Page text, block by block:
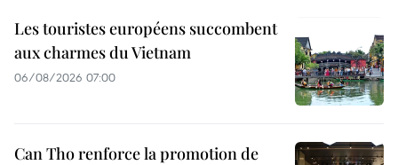
Les touristes européens succombent
aux charmes du Vietnam
06/08/2026 07:00
Can Tho renforce la promotion de